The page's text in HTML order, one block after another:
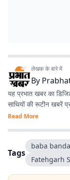
लेखक के बारे में
By
यह प्रभात खबर का
साथियों की रूटीन खबरें
Read More
Tags
baba
Fatehgarh